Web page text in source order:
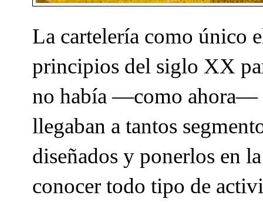
La cartelería como único
principios del siglo XX
no había —como ahora—
llegaban a tantos
diseñados y ponerlos en
conocer todo tipo de